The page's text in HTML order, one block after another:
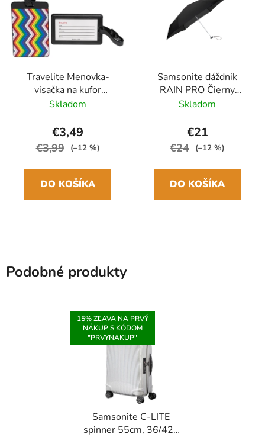
Travelite Menovka-
visačka na kufor
Multicolor Waves
Skladom
€3,49
€3,99 (–12 %)
DO KOŠÍKA
Samsonite dáždnik
RAIN PRO Čierny
skladací manuálny
Skladom
€21
€24 (–12 %)
DO KOŠÍKA
Podobné produkty
15% ZĽAVA NA PRVÝ
NÁKUP S KÓDOM
"PRVYNAKUP"
Samsonite C-LITE
spinner 55cm, 36/42L